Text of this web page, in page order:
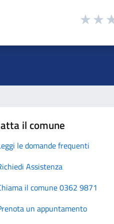
il comune
le domande frequenti
Assistenza
il comune 0362 9871
un appuntamento